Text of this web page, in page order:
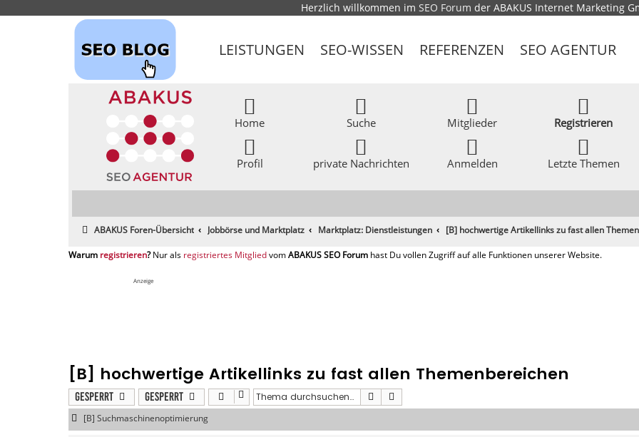
Herzlich willkommen im SEO Forum der ABAKUS Internet Marketing
LEISTUNGEN SEO-WISSEN REFERENZEN SEO AGENTUR
Home
Profil
Suche
private Nachrichten
Mitglieder
Anmelden
Registrieren
Letzte Themen
ABAKUS Foren-Übersicht Jobbörse und Marktplatz Marktplatz: Dienstleistungen [B] hochwertige Artikellinks zu fast allen
registrieren registriertes Mitglied
Anzeige
[B] hochwertige Artikellinks zu fast allen Themenbereichen
Gesperrt Gesperrt Suche
[B] Suchmaschinenoptimierung